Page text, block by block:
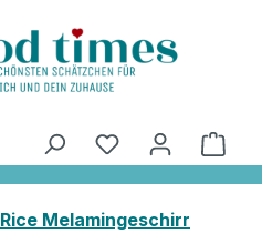
Rice Melamingeschirr